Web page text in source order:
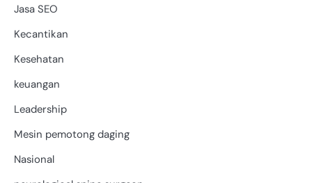
Jasa SEO
Kecantikan
Kesehatan
keuangan
Leadership
Mesin pemotong daging
Nasional